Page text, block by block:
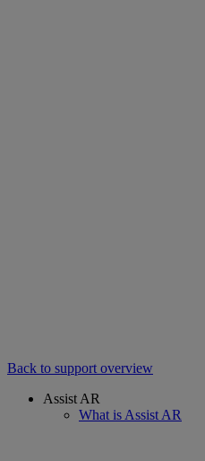
Back to support overview
Assist AR
What is Assist AR